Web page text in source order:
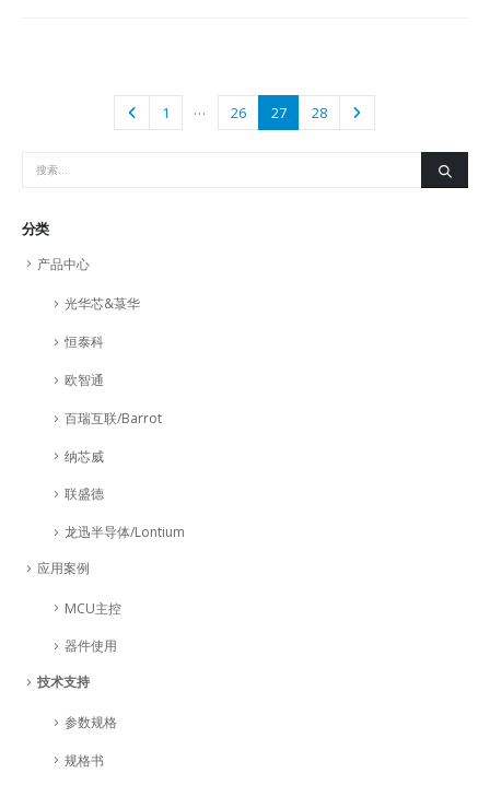
1 … 26 27 28
分类
产品中心
光华芯&菉华
恒泰科
欧智通
百瑞互联/Barrot
纳芯威
联盛德
龙迅半导体/Lontium
应用案例
MCU主控
器件使用
技术支持
参数规格
规格书